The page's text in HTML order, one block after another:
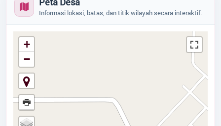
Profil Desa
Potensi Desa
Data Statistik
Status Desa
Informasi lokasi, batas, dan titik wilayah secara interaktif.
+
−
Tidak Ada di Kantor
P.A ERFAN SAMANGILAILAI , S.Th.
RIZKA HESTI NUR KUMALA SARI
KEPALA DUSUN
Tidak Ada di Kantor